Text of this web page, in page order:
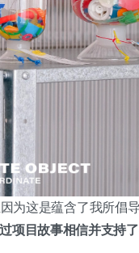
为这是蕴含了我所倡
项目故事相信并支持